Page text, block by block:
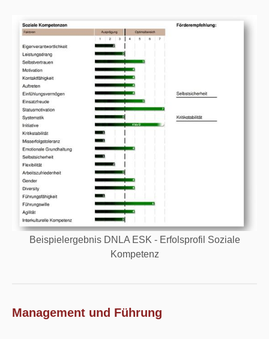
Beispielergebnis DNLA ESK - Erfolsprofil Soziale
Kompetenz
Management und Führung